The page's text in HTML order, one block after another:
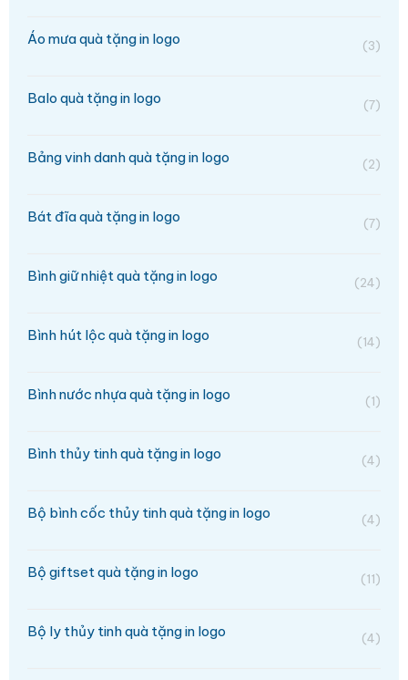
Áo mưa quà tặng in logo (3)
Balo quà tặng in logo (7)
Bảng vinh danh quà tặng in logo (2)
Bát đĩa quà tặng in logo (7)
Bình giữ nhiệt quà tặng in logo (24)
Bình hút lộc quà tặng in logo (14)
Bình nước nhựa quà tặng in logo (1)
Bình thủy tinh quà tặng in logo (4)
Bộ bình cốc thủy tinh quà tặng in logo (4)
Bộ giftset quà tặng in logo (11)
Bộ ly thủy tinh quà tặng in logo (4)